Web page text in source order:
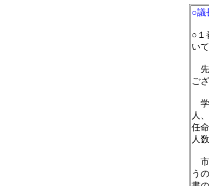
○議
○１
い
先
ご
学
人
任
人
市
う